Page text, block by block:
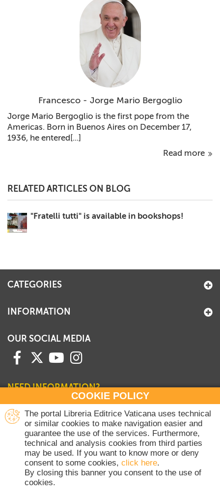
Francesco - Jorge Mario Bergoglio
Jorge Mario Bergoglio is the first pope from the
Americas. Born in Buenos Aires on December 17,
1936, he entered[...]
Read more
RELATED ARTICLES ON BLOG
"Fratelli tutti" is available in bookshops!
COOKIE POLICY
The portal Libreria Editrice Vaticana uses technical
or similar cookies to make navigation easier and
guarantee the use of the services. Furthermore,
technical and analysis cookies from third parties
may be used. If you want to know more or deny
consent to some cookies, click here.
By closing this banner you consent to the use of
cookies.
CATEGORIES
INFORMATION
OUR SOCIAL MEDIA
NEED INFORMATION?
Contact our Sales Department
+39 06 698 45780
Monday-Thursday 8 am-4.30 pm
Friday 8 am-2 pm
(Vatican holidays excluded)